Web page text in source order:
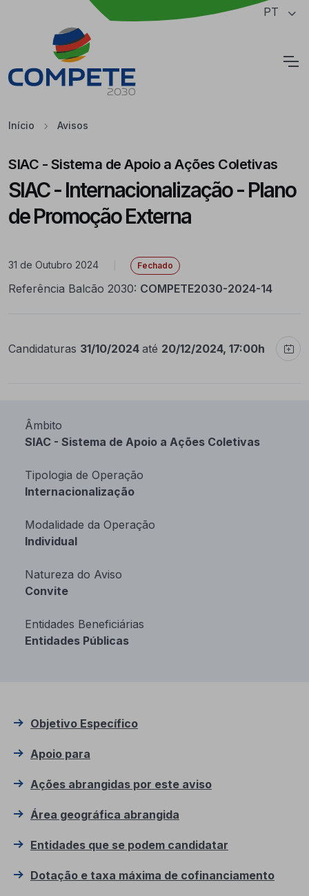
Saltar para o conteúdo principal da página PT
Início Avisos
SIAC - Sistema de Apoio a Ações Coletivas
SIAC - Internacionalização - Plano
de Promoção Externa
31 de Outubro 2024 Fechado
Referência Balcão 2030: COMPETE2030-2024-14
Candidaturas 31/10/2024 até 20/12/2024, 17:00h
Âmbito
SIAC - Sistema de Apoio a Ações Coletivas
Tipologia de Operação
Internacionalização
Modalidade da Operação
Individual
Natureza do Aviso
Convite
Entidades Beneficiárias
Entidades Públicas
Objetivo Específico
Apoio para
Ações abrangidas por este aviso
Área geográfica abrangida
Entidades que se podem candidatar
Dotação e taxa máxima de cofinanciamento